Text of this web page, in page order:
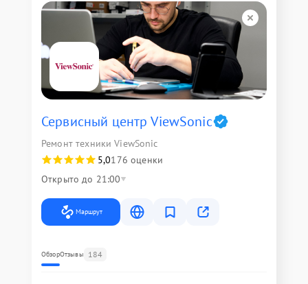
Сервисный центр ViewSonic
Ремонт техники ViewSonic
5,0176 оценки
Открыто до 21:00
Маршрут
ОбзорОтзывы 184